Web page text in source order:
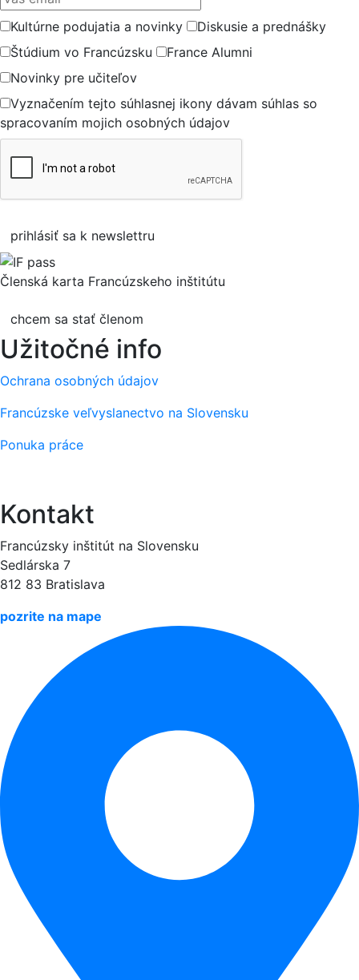
Kultúrne podujatia a novinky
Diskusie a prednášky
Štúdium vo Francúzsku
France Alumni
Novinky pre učiteľov
Vyznačením tejto súhlasnej ikony dávam súhlas so
spracovaním mojich osobných údajov
prihlásiť sa k newslettru
Členská karta Francúzskeho inštitútu
chcem sa stať členom
Užitočné info
Ochrana osobných údajov
Francúzske veľvyslanectvo na Slovensku
Ponuka práce
Kontakt
Francúzsky inštitút na Slovensku
Sedlárska 7
812 83 Bratislava
pozrite na mape